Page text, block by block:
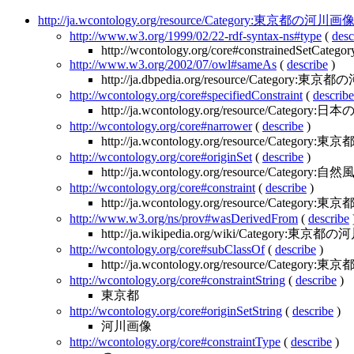
http://ja.wcontology.org/resource/Category:東京都の河川画像
http://www.w3.org/1999/02/22-rdf-syntax-ns#type (
http://wcontology.org/
http://www.w3.org/2002/07/owl#sameAs ( describe )
http://ja.dbpedia.org/resource/Category:東京都
http://wcontology.org/core#specifiedConstraint ( describe
http://ja.wcontology.org/resource/Category:日
http://wcontology.org/core#narrower( describe )
http://ja.wcontology.org/resource/Category:東京
http://wcontology.org/core#originSet ( describe )
http://ja.wcontology.org/resource/Category:自然
http://wcontology.org/core#constraint ( describe )
http://ja.wcontology.org/resource/Category:東京都
http://www.w3.org/ns/prov#wasDerivedFrom ( describe
http://ja.wikipedia.org/wiki/Category:東京都の
http://wcontology.org/core#subClassOf( describe )
http://ja.wcontology.org/resource/Category:東京
http://wcontology.org/core#constraintString ( describe )
東京都
http://wcontology.org/core#originSetString ( describe )
河川画像
http://wcontology.org/core#constraintType ( describe )